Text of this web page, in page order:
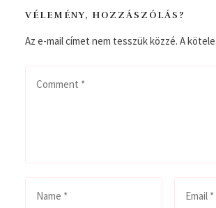
VÉLEMÉNY, HOZZÁSZÓLÁS?
Az e-mail címet nem tesszük közzé. A